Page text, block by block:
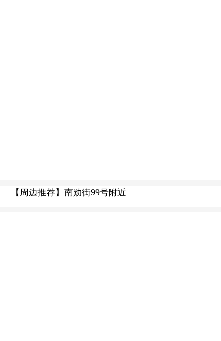
【周边推荐】南勋街99号附近